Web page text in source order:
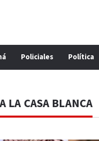
Policiales Política
LA CASA BLANCA